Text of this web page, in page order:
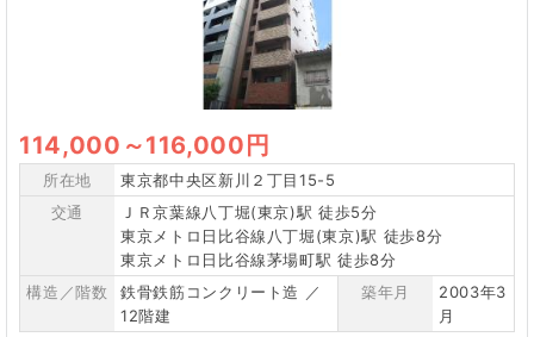
114,000 ～116,000円
所在地
東京都中央区新川２丁目15-5
交通
ＪＲ京葉線八丁堀(東京)駅 徒歩5分
東京メトロ日比谷線八丁堀(東京)駅 徒歩8分
東京メトロ日比谷線茅場町駅 徒歩8分
構造／階数
鉄骨鉄筋コンクリート造 ／
12階建
築年月
2003年3
月